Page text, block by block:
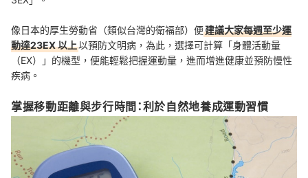
像日本的厚生勞動省（類似台灣的衛福部）便建議大家每週至少運
動達23EX 以上以預防文明病，為此，選擇可計算「身體活動量
（EX）」的機型，便能輕鬆把握運動量，進而增進健康並預防慢性
疾病。
掌握移動距離與步行時間：利於自然地養成運動習慣